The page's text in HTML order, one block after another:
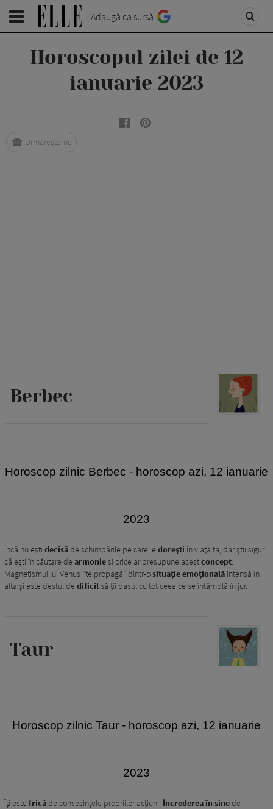
Adaugă ca sursă
Horoscopul zilei de 12
ianuarie 2023
Urmărește-ne
Berbec
Horoscop zilnic Berbec - horoscop azi, 12 ianuarie
2023
Încă nu ești decisăde schimbările pe care le dorești în viața ta, dar știi sigur
că ești în căutare de armonieși orice ar presupune acestconcept.
Magnetismul lui Venus ”te propagă” dintr-osituație emoțională intensă în
alta și este destul de dificilsă ții pasul cu tot ceea ce se întâmplă în jur.
Taur
Horoscop zilnic Taur - horoscop azi, 12 ianuarie
2023
Îţi este fricăde consecințele propriilor acțiuni. Încrederea în sinede